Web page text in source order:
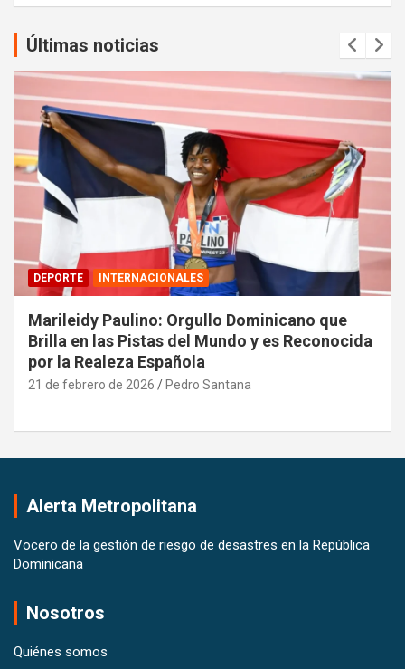
Últimas noticias
DEPORTE INTERNACIONALES
Marileidy Paulino: Orgullo Dominicano que
Brilla en las Pistas del Mundo y es Reconocida
por la Realeza Española
21 de febrero de 2026 Pedro Santana
Alerta Metropolitana
Vocero de la gestión de riesgo de desastres en la República
Dominicana
Nosotros
Quiénes somos